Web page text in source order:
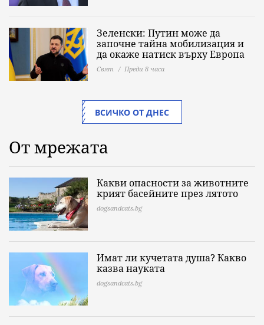
Зеленски: Путин може да
започне тайна мобилизация и
да окаже натиск върху Европа
Свят Преди 8 часа
ВСИЧКО ОТ ДНЕС
От мрежата
Какви опасности за животните
крият басейните през лятото
dogsandcats.bg
Имат ли кучетата душа? Какво
казва науката
dogsandcats.bg